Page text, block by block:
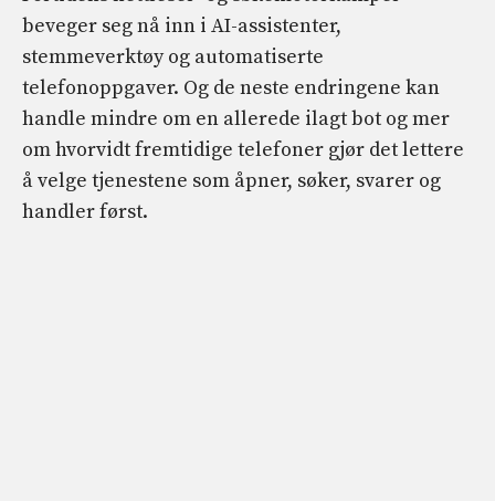
beveger seg nå inn i AI-assistenter,
stemmeverktøy og automatiserte
telefonoppgaver. Og de neste endringene kan
handle mindre om en allerede ilagt bot og mer
om hvorvidt fremtidige telefoner gjør det lettere
å velge tjenestene som åpner, søker, svarer og
handler først.